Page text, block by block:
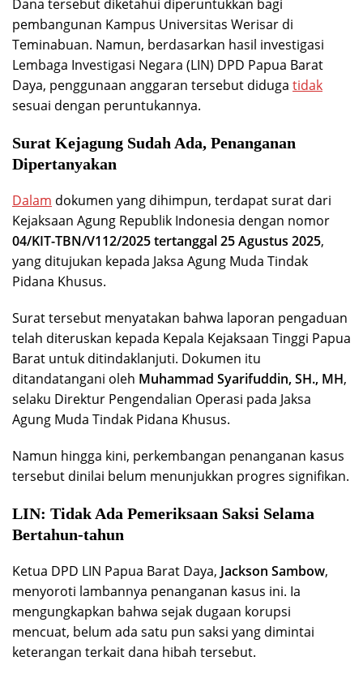
Dana tersebut diketahui diperuntukkan bagi
pembangunan Kampus Universitas Werisar di
Teminabuan. Namun, berdasarkan hasil investigasi
Lembaga Investigasi Negara (LIN) DPD Papua Barat
Daya, penggunaan anggaran tersebut diduga tidak
sesuai dengan peruntukannya.
Surat Kejagung Sudah Ada, Penanganan
Dipertanyakan
Dalam dokumen yang dihimpun, terdapat surat dari
Kejaksaan Agung Republik Indonesia dengan nomor
04/KIT-TBN/V112/2025 tertanggal 25 Agustus 2025,
yang ditujukan kepada Jaksa Agung Muda Tindak
Pidana Khusus.
Surat tersebut menyatakan bahwa laporan pengaduan
telah diteruskan kepada Kepala Kejaksaan Tinggi Papua
Barat untuk ditindaklanjuti. Dokumen itu
ditandatangani oleh Muhammad Syarifuddin, SH., MH,
selaku Direktur Pengendalian Operasi pada Jaksa
Agung Muda Tindak Pidana Khusus.
Namun hingga kini, perkembangan penanganan kasus
tersebut dinilai belum menunjukkan progres signifikan.
LIN: Tidak Ada Pemeriksaan Saksi Selama
Bertahun-tahun
Ketua DPD LIN Papua Barat Daya, Jackson Sambow,
menyoroti lambannya penanganan kasus ini. Ia
mengungkapkan bahwa sejak dugaan korupsi
mencuat, belum ada satu pun saksi yang dimintai
keterangan terkait dana hibah tersebut.